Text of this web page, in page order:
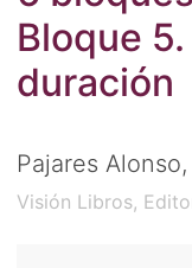
Bloque
duración
Pajares
Visión Libros,